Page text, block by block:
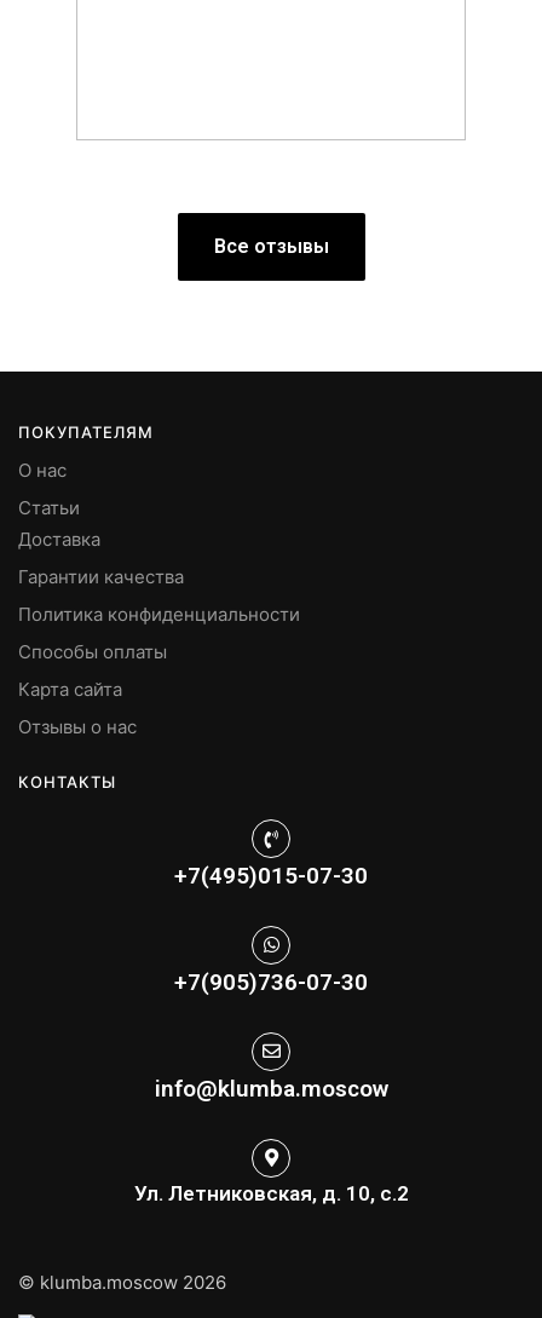
Все отзывы
ПОКУПАТЕЛЯМ
О нас
Статьи
Доставка
Гарантии качества
Политика конфиденциальности
Способы оплаты
Карта сайта
Отзывы о нас
КОНТАКТЫ
+7(495)015-07-30
+7(905)736-07-30
info@klumba.moscow
Ул. Летниковская, д. 10, с.2
© klumba.moscow 2026